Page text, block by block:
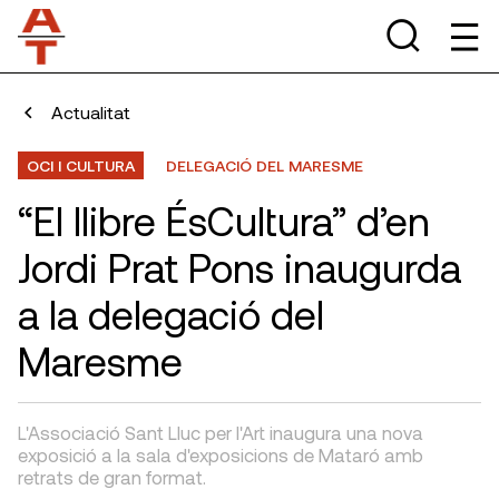
Actualitat
OCI I CULTURA DELEGACIÓ DEL MARESME
“El llibre ÉsCultura” d’en
Jordi Prat Pons inaugurda
a la delegació del
Maresme
L'Associació Sant Lluc per l'Art inaugura una nova
exposició a la sala d'exposicions de Mataró amb
retrats de gran format.